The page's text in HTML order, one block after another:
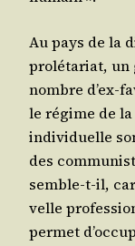
Au pays de la
pro­lé­ta­riat, un
nombre d’ex-
le régime de
indi­vi­duelle
des
semble-t-il,
velle
per­met